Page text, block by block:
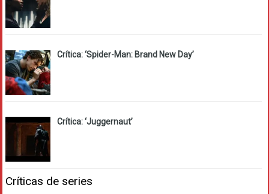
Crítica: ‘Spider-Man: Brand New Day’
Crítica: ‘Juggernaut’
Críticas de series